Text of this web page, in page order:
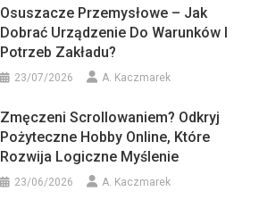
Osuszacze Przemysłowe – Jak
Dobrać Urządzenie Do Warunków I
Potrzeb Zakładu?
23/07/2026 A. Kaczmarek
Zmęczeni Scrollowaniem? Odkryj
Pożyteczne Hobby Online, Które
Rozwija Logiczne Myślenie
23/06/2026 A. Kaczmarek